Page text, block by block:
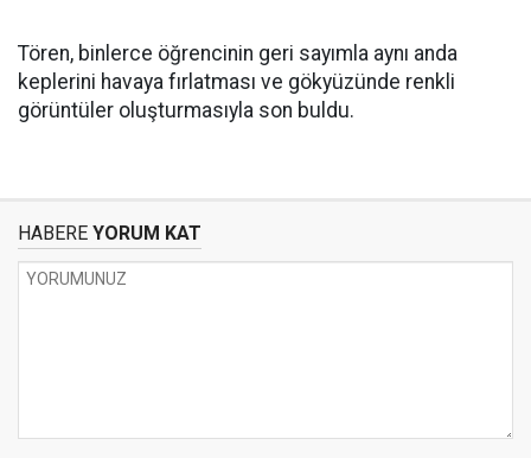
Tören, binlerce öğrencinin geri sayımla aynı anda
keplerini havaya fırlatması ve gökyüzünde renkli
görüntüler oluşturmasıyla son buldu.
HABERE YORUM KAT